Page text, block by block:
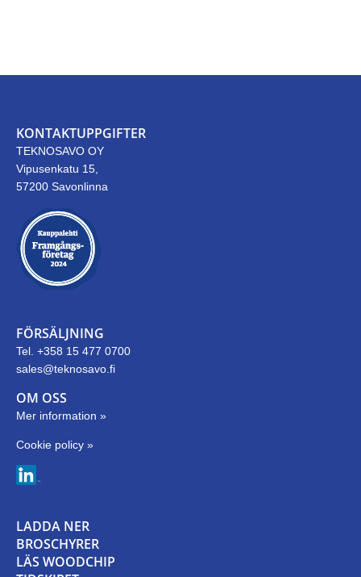
KONTAKTUPPGIFTER
TEKNOSAVO OY
Vipusenkatu 15,
57200 Savonlinna
FÖRSÄLJNING
Tel. +358 15 477 0700
sales@teknosavo.fi
OM OSS
Mer information »
Cookie policy »
LADDA NER
BROSCHYRER
LÄS WOODCHIP